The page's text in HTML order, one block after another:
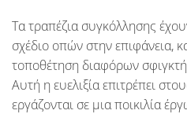
Τα τραπέζια συγκόλλησης
σχέδιο οπών στην επιφάνεια,
τοποθέτηση διαφόρων
Αυτή η ευελιξία επιτρέπει
εργάζονται σε μια ποικιλία